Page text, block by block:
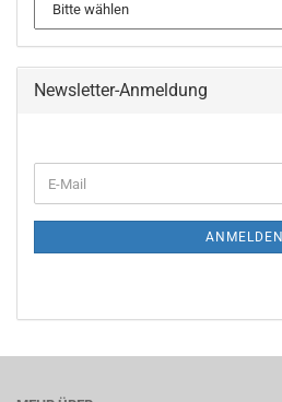
Newsletter-Anmeldung
ZUR
E-
Mail
ANMELDEN